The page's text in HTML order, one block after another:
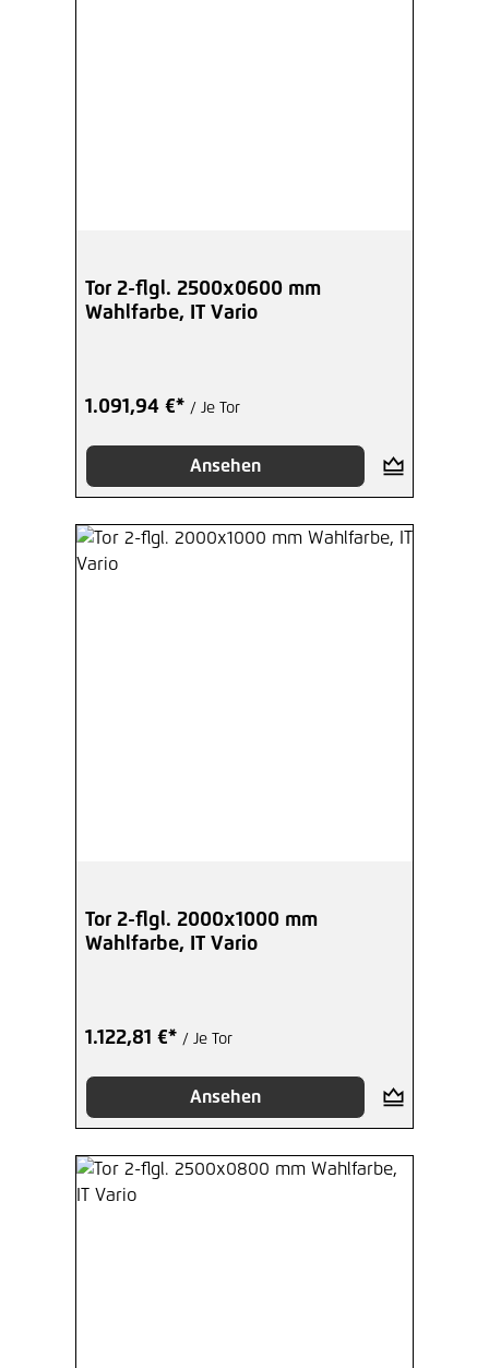
Tor 2-flgl. 2500x0600 mm
Wahlfarbe, IT Vario
1.091,94 €* / Je Tor
Ansehen
Tor 2-flgl. 2000x1000 mm
Wahlfarbe, IT Vario
1.122,81 €* / Je Tor
Ansehen